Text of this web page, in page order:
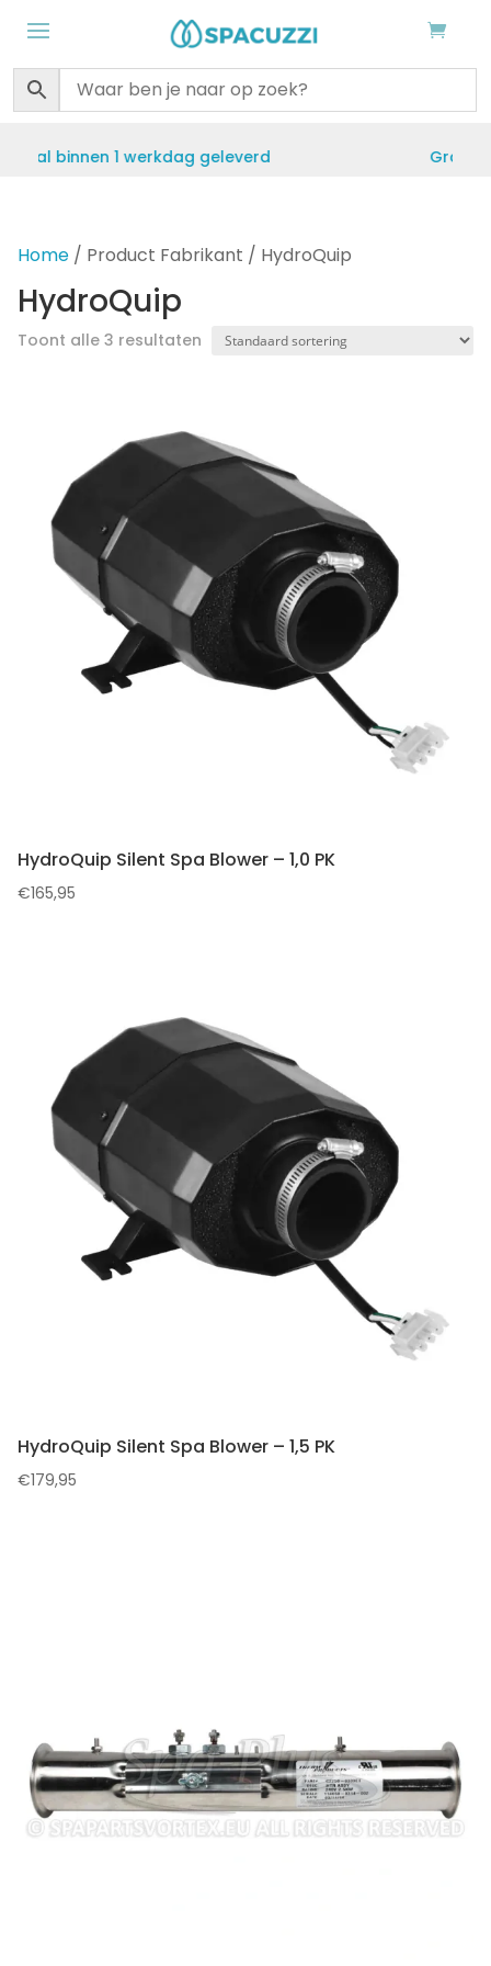
Gratis verzending vanaf €50
Home/ Product Fabrikant / HydroQuip
HydroQuip
Toont alle 3 resultaten
HydroQuip Silent Spa Blower – 1,0 PK
€165,95
HydroQuip Silent Spa Blower – 1,5 PK
€179,95